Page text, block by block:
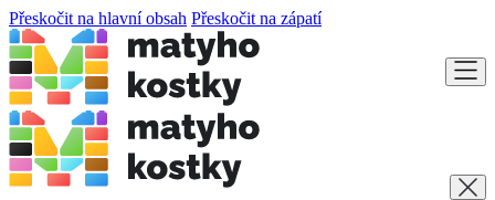
Přeskočit na hlavní obsah Přeskočit na zápatí